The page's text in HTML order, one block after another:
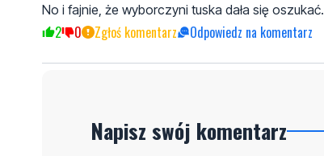
No i fajnie, że wyborczyni tuska dała się oszukać.
2 0 Zgłoś komentarz Odpowiedz na komentarz
Napisz swój komentarz